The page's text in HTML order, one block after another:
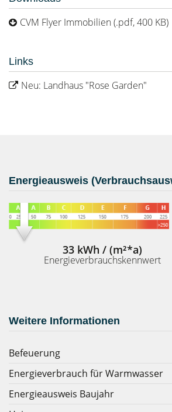
CVM Flyer Immobilien (.pdf, 400 KB)
Links
Neu: Landhaus "Rose Garden"
Energieausweis
33 kWh / (m²*a)
Energieverbrauchskennwert
Weitere Informationen
Befeuerung
Energieverbrauch für Warmwasser
Energieausweis Baujahr